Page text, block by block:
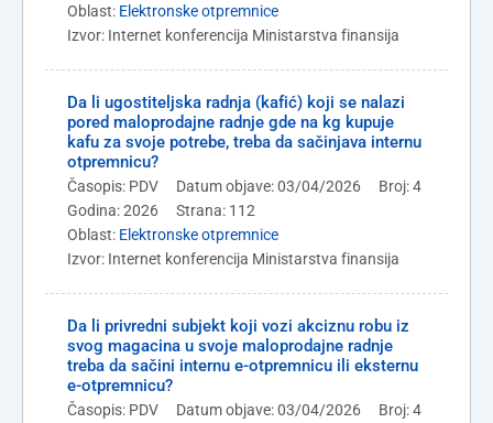
Oblast: Elektronske otpremnice
Izvor: Internet konferencija Ministarstva finansija
Da li ugostiteljska radnja (kafić) koji se nalazi
pored maloprodajne radnje gde na kg kupuje
kafu za svoje potrebe, treba da sačinjava internu
otpremnicu?
Časopis: PDV Datum objave: 03/04/2026
Broj: 4
Godina: 2026
Strana: 112
Oblast: Elektronske otpremnice
Izvor: Internet konferencija Ministarstva finansija
Da li privredni subjekt koji vozi akciznu robu iz
svog magacina u svoje maloprodajne radnje
treba da sačini internu e-otpremnicu ili eksternu
e-otpremnicu?
Časopis: PDV Datum objave: 03/04/2026
Broj: 4